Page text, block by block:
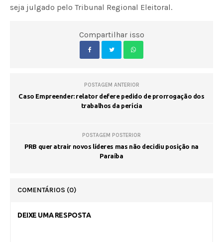
seja julgado pelo Tribunal Regional Eleitoral.
Compartilhar isso
POSTAGEM ANTERIOR
Caso Empreender: relator defere pedido de prorrogação dos
trabalhos da perícia
POSTAGEM POSTERIOR
PRB quer atrair novos líderes mas não decidiu posição na
Paraíba
COMENTÁRIOS (0)
DEIXE UMA RESPOSTA